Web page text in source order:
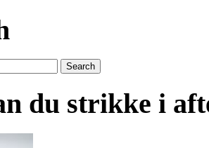
du strikke i